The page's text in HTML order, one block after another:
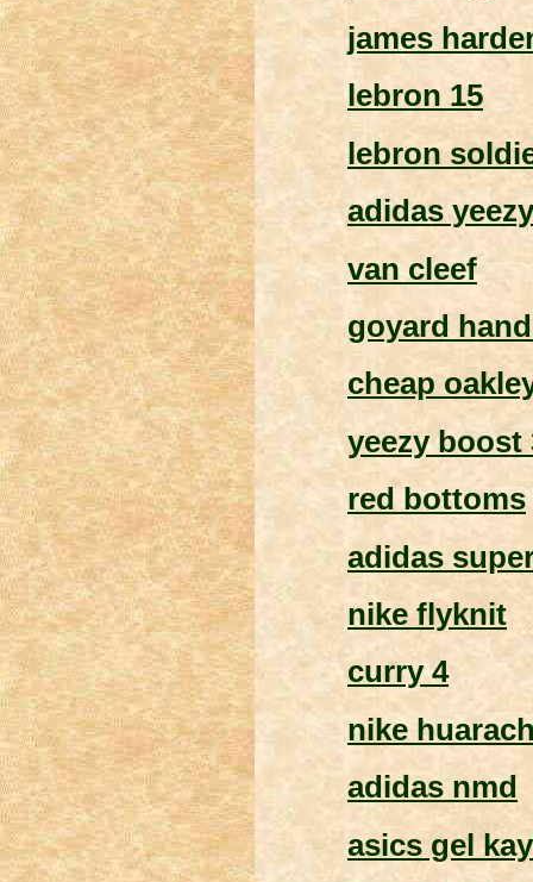
james
lebron 15
lebron
adidas yeezy
van cleef
goyard
cheap
yeezy boost
red bottoms
adidas
nike flyknit
curry 4
nike
adidas nmd
asics gel